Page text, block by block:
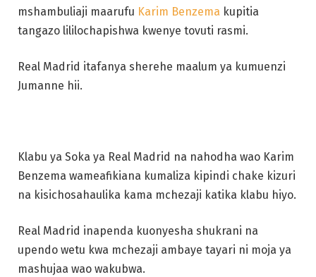
mshambuliaji maarufu Karim Benzema kupitia
tangazo lililochapishwa kwenye tovuti rasmi.
Real Madrid itafanya sherehe maalum ya kumuenzi
Jumanne hii.
Klabu ya Soka ya Real Madrid na nahodha wao Karim
Benzema wameafikiana kumaliza kipindi chake kizuri
na kisichosahaulika kama mchezaji katika klabu hiyo.
Real Madrid inapenda kuonyesha shukrani na
upendo wetu kwa mchezaji ambaye tayari ni moja ya
mashujaa wao wakubwa.